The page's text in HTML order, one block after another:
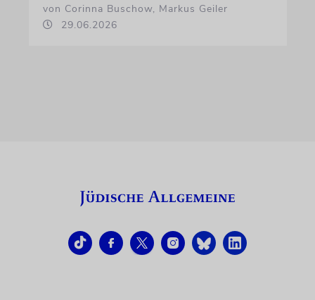
von Corinna Buschow, Markus Geiler
29.06.2026